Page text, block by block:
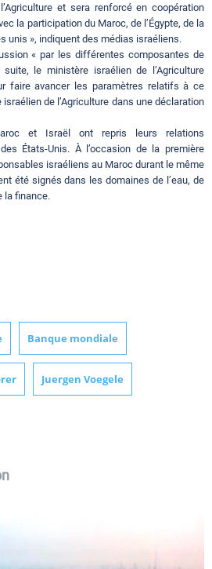
et sera renforcé en coopération
la participation du Maroc, de l’Égypte, de la
unis », indiquent des médias israéliens.
« par les différentes composantes de
suite, le ministère israélien de l’Agriculture
faire avancer les paramètres relatifs à ce
de l’Agriculture dans une déclaration
et Israël ont repris leurs relations
États-Unis. À l’occasion de la première
israéliens au Maroc durant le même
été signés dans les domaines de l’eau, de
la finance.
Banque mondiale
Juergen Voegele